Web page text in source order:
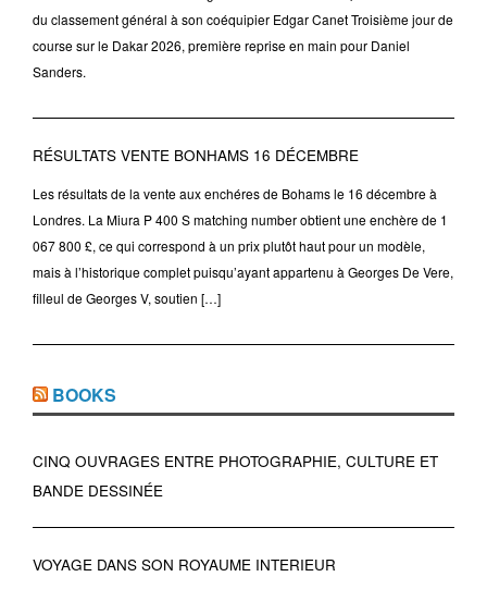
du classement général à son coéquipier Edgar Canet Troisième jour de
course sur le Dakar 2026, première reprise en main pour Daniel
Sanders.
RÉSULTATS VENTE BONHAMS 16 DÉCEMBRE
Les résultats de la vente aux enchéres de Bohams le 16 décembre à
Londres. La Miura P 400 S matching number obtient une enchère de 1
067 800 £, ce qui correspond à un prix plutôt haut pour un modèle,
mais à l’historique complet puisqu’ayant appartenu à Georges De Vere,
filleul de Georges V, soutien […]
BOOKS
CINQ OUVRAGES ENTRE PHOTOGRAPHIE, CULTURE ET
BANDE DESSINÉE
VOYAGE DANS SON ROYAUME INTERIEUR